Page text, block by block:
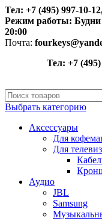
Тел: +7 (495) 997-10-
Режим работы: Будни
20:00
Почта:
Тел: +7
Выбрать категорию
Аксессуары
Для
Для
Аудио
JBL
Samsung